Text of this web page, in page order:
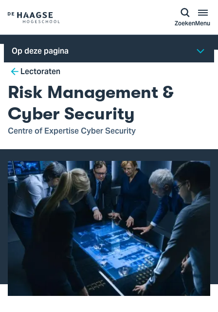
Logo
van
De
Haagse
Hogeschool,
ga
naar
de
homepagina
ZoekenMenu
Op deze pagina
Breadcrumb
Lectoraten
Risk Management &
Cyber Security
Centre of Expertise Cyber Security